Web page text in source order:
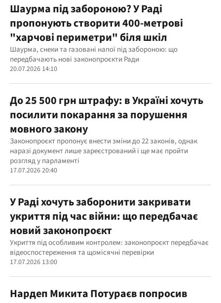
Шаурма під забороною? У Раді
пропонують створити 400-метрові
"харчові периметри" біля шкіл
Шаурма, снеки та газовані напої під забороною: що
передбачають нові законопроєкти Ради
20.07.2026 14:10
До 25 500 грн штрафу: в Україні хочуть
посилити покарання за порушення
мовного закону
Законопроєкт пропонує внести зміни до 22 законів, однак
наразі документ лише зареєстрований і ще має пройти
розгляд у парламенті
17.07.2026 20:40
У Раді хочуть заборонити закривати
укриття під час війни: що передбачає
новий законопроєкт
Укриття під особливим контролем: законопроєкт передбачає
відеоспостереження та щомісячні перевірки
17.07.2026 13:00
Нардеп Микита Потураєв попросив